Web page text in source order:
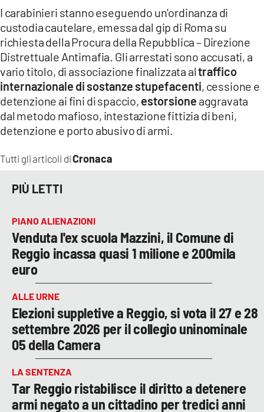
LACONAIR.IT
LACITYMAG.IT
ILREGGINO.IT
COSENZACHANNEL.IT
ILVIBONESE.IT
ANDROID
APPLE
Tutti gli articoli diCronaca
I carabinieri stanno eseguendo un’ordinanza di
custodia cautelare, emessa dal gip di Roma su
richiesta della Procura della Repubblica – Direzione
Distrettuale Antimafia. Gli arrestati sono accusati, a
vario titolo, di associazione finalizzata altraffico
internazionale di sostanze stupefacenti, cessione e
detenzione ai fini di spaccio, estorsione aggravata
dal metodo mafioso, intestazione fittizia di beni,
detenzione e porto abusivo di armi.
PIÙ LETTI
PIANO ALIENAZIONI
Venduta l'ex scuola Mazzini, il Comune di
Reggio incassa quasi 1 milione e 200mila
euro
ALLE URNE
Elezioni suppletive a Reggio, si vota il 27 e 28
settembre 2026 per il collegio uninominale
05 della Camera
LA SENTENZA
Tar Reggio ristabilisce il diritto a detenere
armi negato a un cittadino per tredici anni